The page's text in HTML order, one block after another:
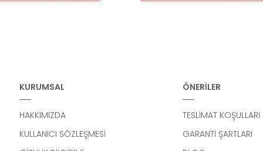
KURUMSAL
HAKKIMIZDA
KULLANICI SÖZLEŞMESİ
ÖNERİLER
TESLİMAT KOŞULLARI
GARANTİ ŞARTLARI